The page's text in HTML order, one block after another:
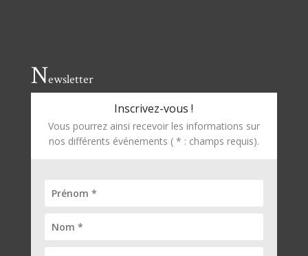
Newsletter
Inscrivez-vous !
Vous pourrez ainsi recevoir les informations sur
nos différents événements ( * : champs requis).